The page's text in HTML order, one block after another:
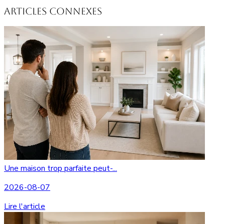
Articles connexes
Une maison trop parfaite peut-...
2026-08-07
Lire l'article